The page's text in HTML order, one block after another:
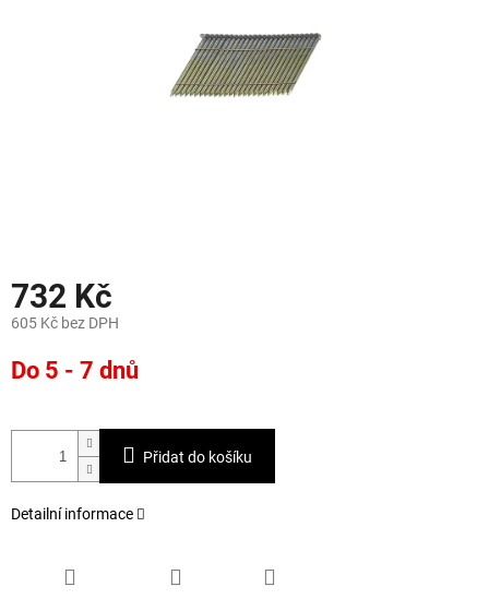
732 Kč
605 Kč bez DPH
cena:
Do 5 - 7 dnů
Přidat do košíku
Detailní informace